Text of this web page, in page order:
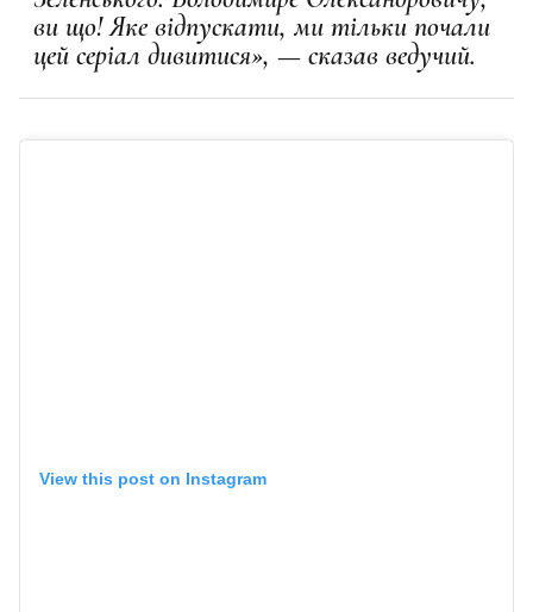
ви що! Яке відпускати, ми тільки почали
цей серіал дивитися», — сказав ведучий.
View this post on Instagram